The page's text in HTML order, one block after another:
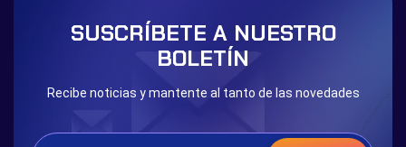
Eternal Dark Quest Door 999
SUSCRÍBETE A NUESTRO
BOLETÍN
Recibe noticias y mantente al tanto de las novedades